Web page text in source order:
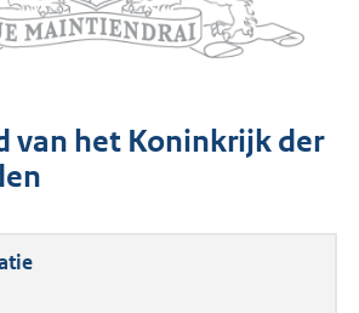
van het Koninkrijk der